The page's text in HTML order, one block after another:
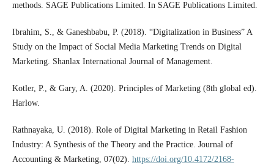
methods. SAGE Publications Limited. In SAGE Publications Limited.
Ibrahim, S., & Ganeshbabu, P. (2018). “Digitalization in Business” A
Study on the Impact of Social Media Marketing Trends on Digital
Marketing. Shanlax International Journal of Management.
Kotler, P., & Gary, A. (2020). Principles of Marketing (8th global ed).
Harlow.
Rathnayaka, U. (2018). Role of Digital Marketing in Retail Fashion
Industry: A Synthesis of the Theory and the Practice. Journal of
Accounting & Marketing, 07(02). https://doi.org/10.4172/2168-